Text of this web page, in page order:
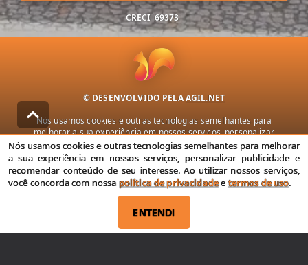
CRECI 69373
© DESENVOLVIDO PELAAGIL.NET
Nós usamos cookies e outras tecnologias semelhantes para
melhorar a sua experiência em nossos serviços, personalizar
publicidade e recomendar conteúdo de seu interesse. Ao utilizar
nossos serviços, você concorda com nossa política de privacidade e
termos de uso.
Política de Privacidade Termos de uso
Nós usamos cookies e outras tecnologias semelhantes para melhorar
a sua experiência em nossos serviços, personalizar publicidade e
recomendar conteúdo de seu interesse. Ao utilizar nossos serviços,
você concorda com nossa política de privacidadeetermos de uso.
ENTENDI